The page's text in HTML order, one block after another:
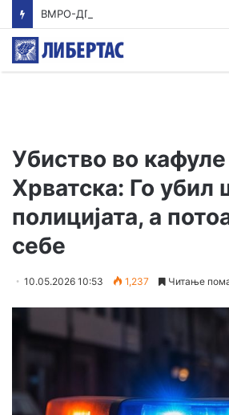
Убиство во
Хрватска: Го убил
полицијата, а
себе
10.05.2026 10:53 1,237 Читање